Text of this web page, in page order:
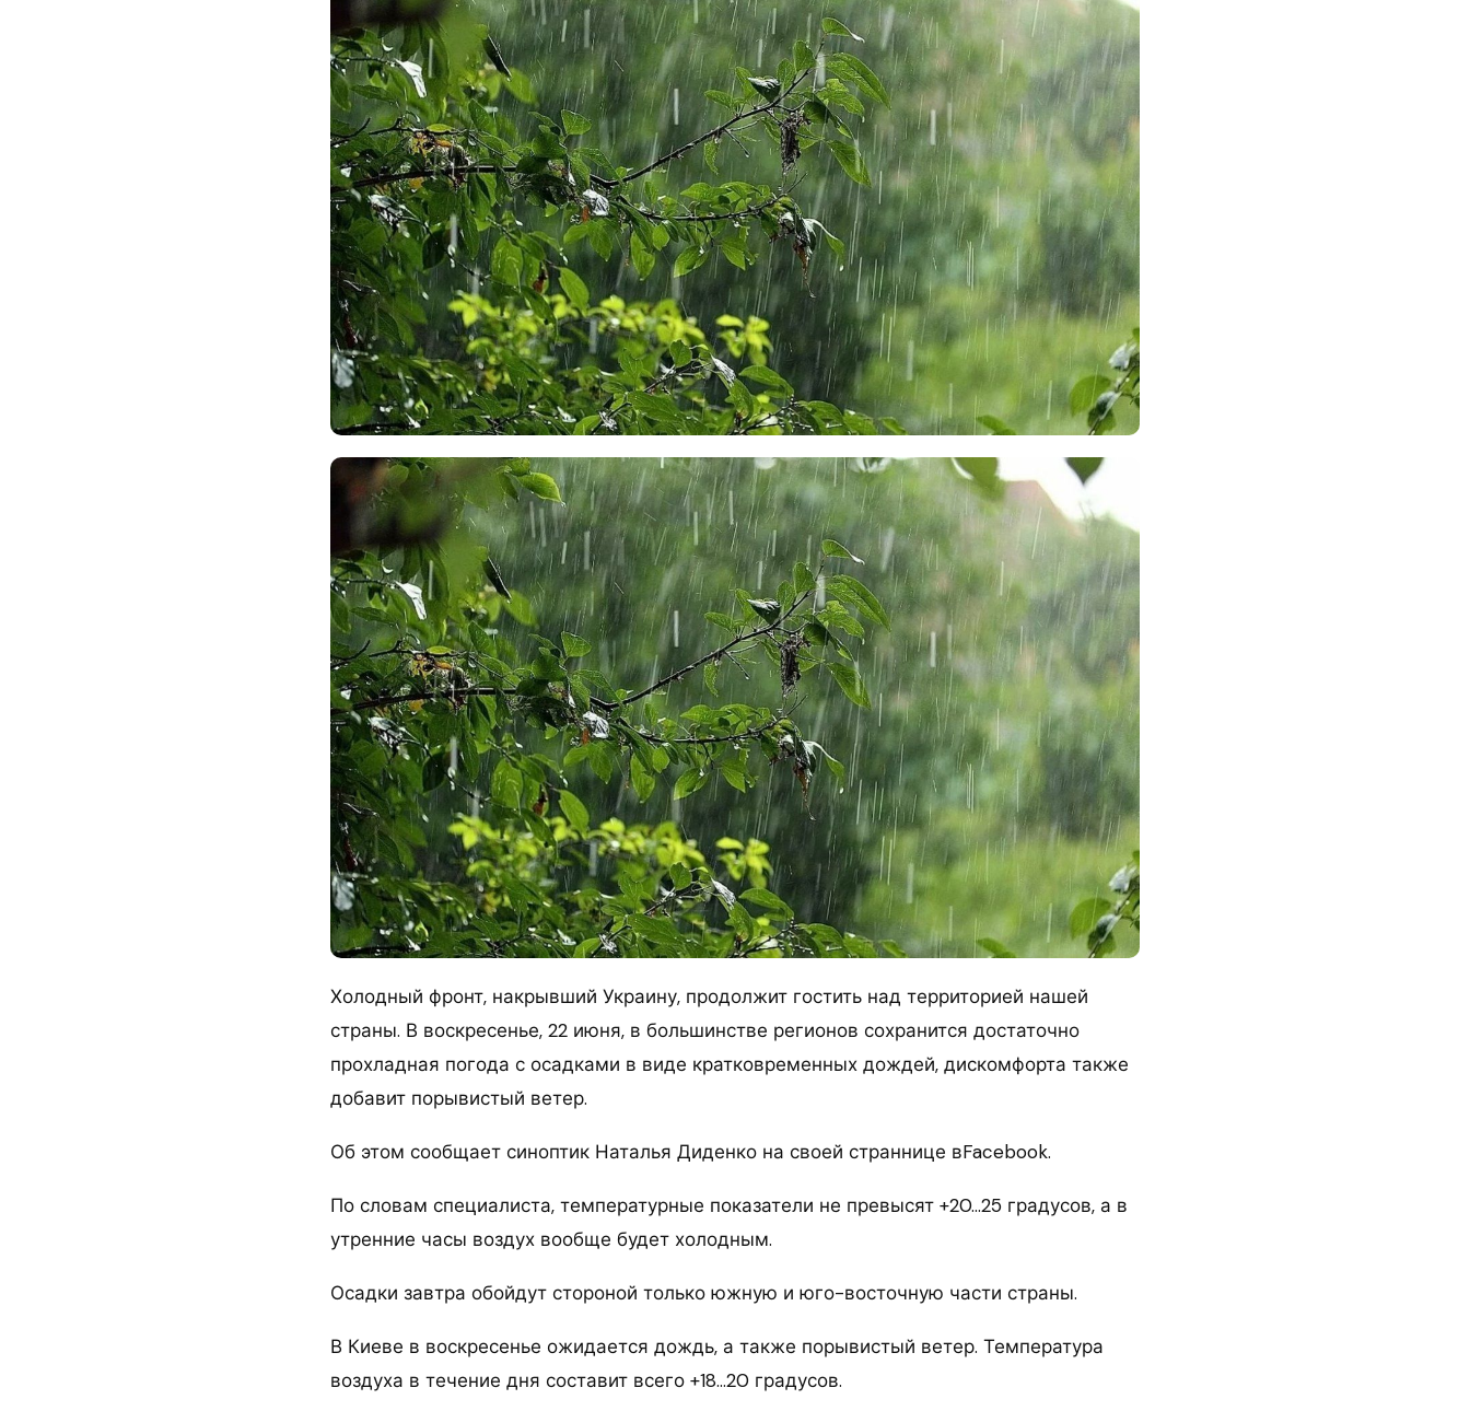
Холодный фронт, накрывший Украину, продолжит гостить над территорией нашей
страны. В воскресенье, 22 июня, в большинстве регионов сохранится достаточно
прохладная погода с осадками в виде кратковременных дождей, дискомфорта также
добавит порывистый ветер.
Об этом сообщает синоптик Наталья Диденко на своей страннице вFacebook.
По словам специалиста, температурные показатели не превысят +20…25 градусов, а в
утренние часы воздух вообще будет холодным.
Осадки завтра обойдут стороной только южную и юго-восточную части страны.
В Киеве в воскресенье ожидается дождь, а также порывистый ветер. Температура
воздуха в течение дня составит всего +18…20 градусов.